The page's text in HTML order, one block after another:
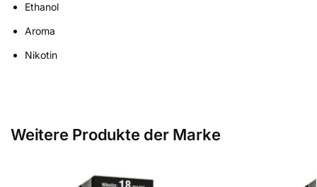
Ethanol
Aroma
Nikotin
Weitere Produkte der Marke